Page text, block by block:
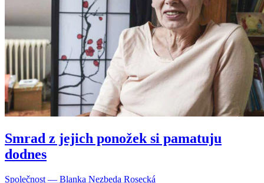
Smrad z jejich ponožek si pamatuju
dodnes
Společnost — Blanka Nezbeda Rosecká